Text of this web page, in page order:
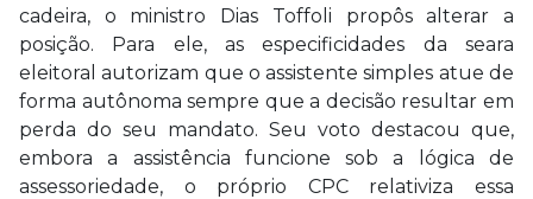
cadeira, o ministro Dias Toffoli propôs alterar a
posição. Para ele, as especificidades da seara
eleitoral autorizam que o assistente simples atue de
forma autônoma sempre que a decisão resultar em
perda do seu mandato. Seu voto destacou que,
embora a assistência funcione sob a lógica de
assessoriedade, o próprio CPC relativiza essa